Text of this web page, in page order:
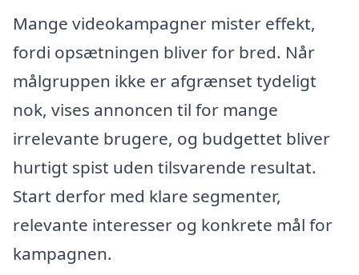
Mange videokampagner mister effekt,
fordi opsætningen bliver for bred. Når
målgruppen ikke er afgrænset tydeligt
nok, vises annoncen til for mange
irrelevante brugere, og budgettet bliver
hurtigt spist uden tilsvarende resultat.
Start derfor med klare segmenter,
relevante interesser og konkrete mål for
kampagnen.